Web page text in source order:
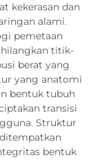
kekerasan dan
alami.
pemetaan
titik-
berat yang
yang anatomi
bentuk tubuh
transisi
Struktur
bentuk